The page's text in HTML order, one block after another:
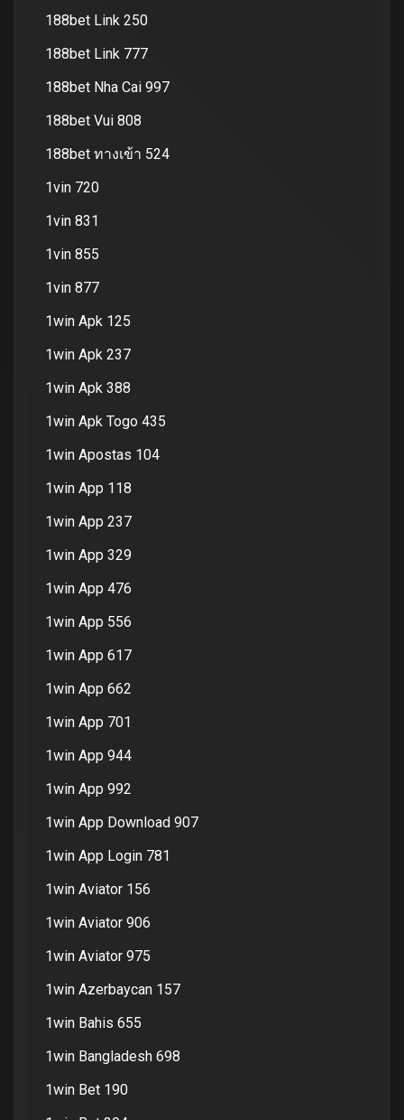
188bet Link 250
188bet Link 777
188bet Nha Cai 997
188bet Vui 808
188bet ทางเข้า 524
1vin 720
1vin 831
1vin 855
1vin 877
1win Apk 125
1win Apk 237
1win Apk 388
1win Apk Togo 435
1win Apostas 104
1win App 118
1win App 237
1win App 329
1win App 476
1win App 556
1win App 617
1win App 662
1win App 701
1win App 944
1win App 992
1win App Download 907
1win App Login 781
1win Aviator 156
1win Aviator 906
1win Aviator 975
1win Azerbaycan 157
1win Bahis 655
1win Bangladesh 698
1win Bet 190